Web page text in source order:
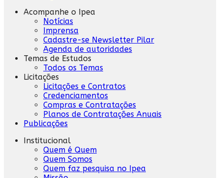
Acompanhe o Ipea
Notícias
Imprensa
Cadastre-se Newsletter Pilar
Agenda de autoridades
Temas de Estudos
Todos os Temas
Licitações
Licitações e Contratos
Credenciamentos
Compras e Contratações
Planos de Contratações Anuais
Publicações
Institucional
Quem é Quem
Quem Somos
Quem faz pesquisa no Ipea